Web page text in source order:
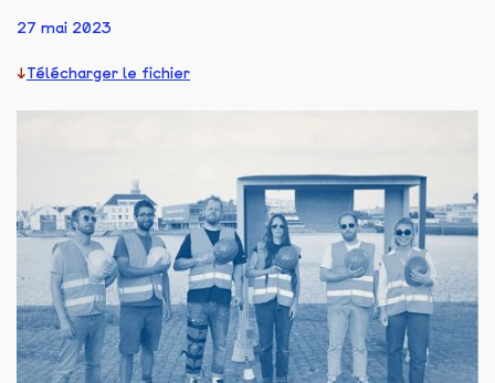
27 mai 2023
Télécharger le fichier